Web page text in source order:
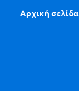
Αρχική σελίδα